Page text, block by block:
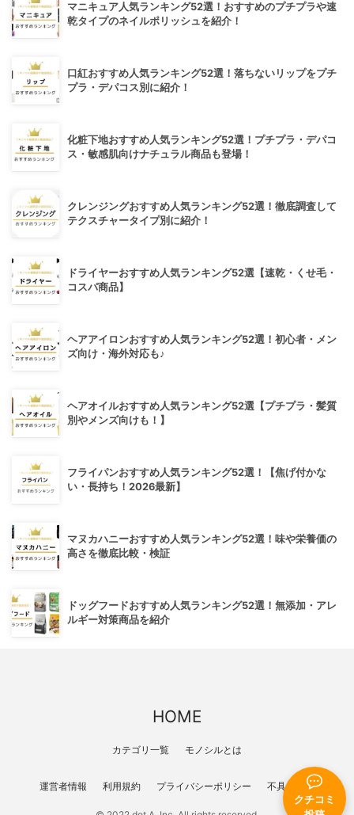
クチコミ
マニキュア人気ランキング52選！おすすめのプチプラや速
乾タイプのネイルポリッシュを紹介！
口紅おすすめ人気ランキング52選！落ちないリップをプチ
プラ・デパコス別に紹介！
化粧下地おすすめ人気ランキング52選！プチプラ・デパコ
ス・敏感肌向けナチュラル商品も登場！
クレンジングおすすめ人気ランキング52選！徹底調査して
テクスチャータイプ別に紹介！
ドライヤーおすすめ人気ランキング52選【速乾・くせ毛・
コスパ商品】
ヘアアイロンおすすめ人気ランキング52選！初心者・メン
ズ向け・海外対応も♪
ヘアオイルおすすめ人気ランキング52選【プチプラ・髪質
別やメンズ向けも！】
フライパンおすすめ人気ランキング52選！【焦げ付かな
い・長持ち！2026最新】
マヌカハニーおすすめ人気ランキング52選！味や栄養価の
高さを徹底比較・検証
ドッグフードおすすめ人気ランキング52選！無添加・アレ
ルギー対策商品を紹介
HOME
カテゴリ一覧 モノシルとは
運営者情報 利用規約 プライバシーポリシー 不具合報告